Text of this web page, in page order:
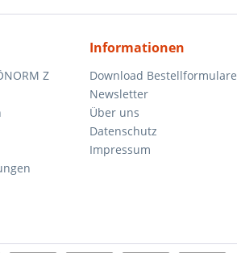
Z
Informationen
Download Bestellformulare
Newsletter
Über uns
Datenschutz
Impressum